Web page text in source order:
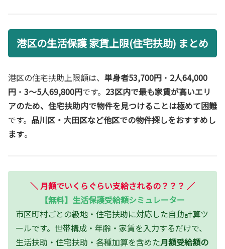
港区の生活保護 家賃上限(住宅扶助) まとめ
港区の住宅扶助上限額は、 単身者53,700円 ・ 2人64,000
円 ・ 3〜5人69,800円です。 23区内で最も家賃が高いエリ
アのため、住宅扶助内で物件を見つけることは極めて困難
です。 品川区・大田区など他区での物件探しをおすすめし
ます。
＼ 月額でいくらぐらい支給されるの？？？ ／
【無料】生活保護受給額シミュレーター
市区町村ごとの級地・住宅扶助に対応した自動計算ツ
ールです。世帯構成・年齢・家賃を入力するだけで、
生活扶助・住宅扶助・各種加算を含めた月額受給額の